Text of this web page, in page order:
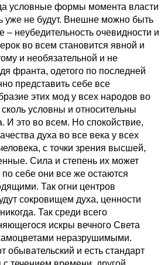
условные формы момента власти
уже не будут. Внешне можно быть
– неубедительность очевидности и
во всем становится явной и
и необязательной и не
франта, одетого по последней
представить себе все
этих мод у всех народов во
условны и относительны
И это во всем. Но спокойствие,
духа во все века у всех
с точки зрения высшей,
Сила и степень их может
себе они все же остаются
Так огни центров
сокровищем духа, ценности
Так среди всего
искры вечного Света
неразрушимыми.
обывательский и есть стандарт